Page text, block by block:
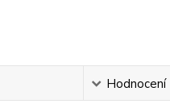
Hodnocení